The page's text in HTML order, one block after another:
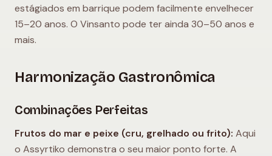
estágiados em barrique podem facilmente envelhecer
15–20 anos. O Vinsanto pode ter ainda 30–50 anos e
mais.
Harmonização Gastronômica
Combinações Perfeitas
Frutos do mar e peixe (cru, grelhado ou frito): Aqui
o Assyrtiko demonstra o seu maior ponto forte. A